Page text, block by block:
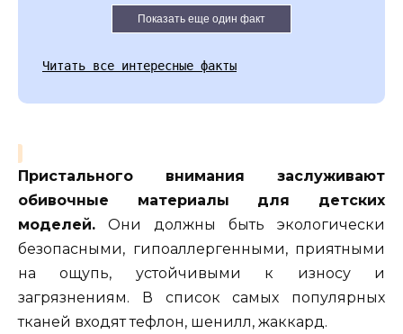
Показать еще один факт
Читать все интересные факты
Пристального внимания заслуживают
обивочные материалы для детских
моделей. Они должны быть экологически
безопасными, гипоаллергенными, приятными
на ощупь, устойчивыми к износу и
загрязнениям. В список самых популярных
тканей входят тефлон, шенилл, жаккард.